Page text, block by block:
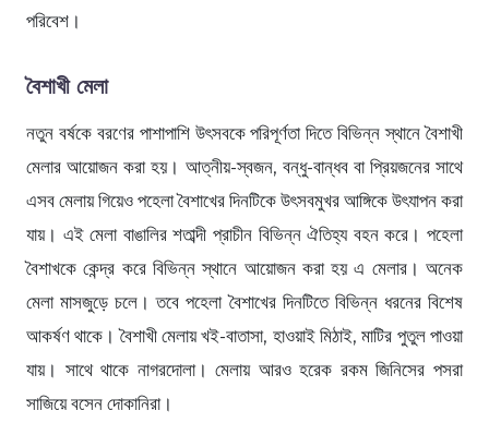
পরিবেশ।
বৈশাখী মেলা
নতুন বর্ষকে বরণের পাশাপাশি উৎসবকে পরিপূর্ণতা দিতে বিভিন্ন স্থানে বৈশাখী
মেলার আয়োজন করা হয়। আত্নীয়-স্বজন, বন্ধু-বান্ধব বা প্রিয়জনের সাথে
এসব মেলায় গিয়েও পহেলা বৈশাখের দিনটিকে উৎসবমুখর আঙ্গিকে উৎযাপন করা
যায়। এই মেলা বাঙালির শতাব্দী প্রাচীন বিভিন্ন ঐতিহ্য বহন করে। পহেলা
বৈশাখকে কেন্দ্র করে বিভিন্ন স্থানে আয়োজন করা হয় ‍এ মেলার। অনেক
মেলা মাসজুড়ে চলে। তবে পহেলা বৈশাখের দিনটিতে বিভিন্ন ধরনের বিশেষ
আকর্ষণ থাকে। বৈশাখী মেলায় খই-বাতাসা, হাওয়াই মিঠাই, মাটির পুতুল পাওয়া
যায়। সাথে থাকে নাগরদোলা। মেলায় আরও হরেক রকম জিনিসের পসরা
সাজিয়ে বসেন দোকানিরা।